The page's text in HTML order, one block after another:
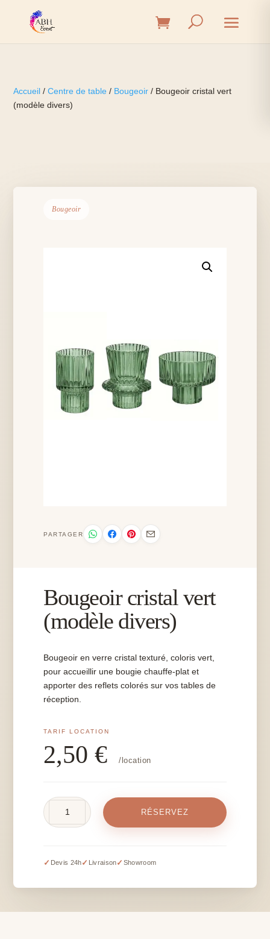
Accueil /Centre de table / Bougeoir / Bougeoir cristal vert
(modèle divers)
Bougeoir
PARTAGER
Bougeoir cristal vert
(modèle divers)
Bougeoir en verre cristal texturé, coloris vert,
pour accueillir une bougie chauffe-plat et
apporter des reflets colorés sur vos tables de
réception.
2,50€ /location
vert
divers)
RÉSERVEZ
✓ Devis 24h✓ Livraison✓ Showroom